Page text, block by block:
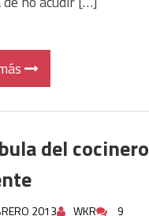
del cocinero
2013 WKR 9